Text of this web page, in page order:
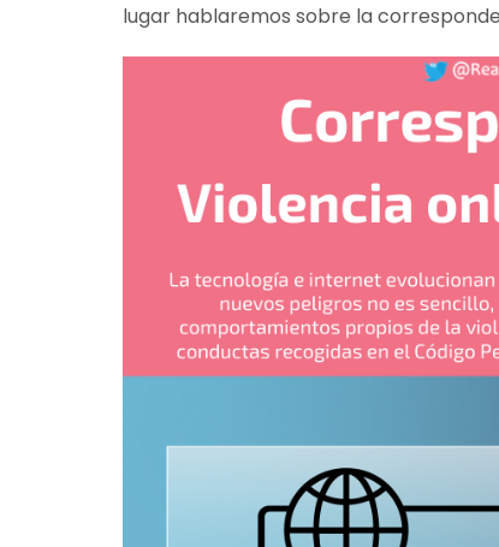
lugar hablaremos sobre la